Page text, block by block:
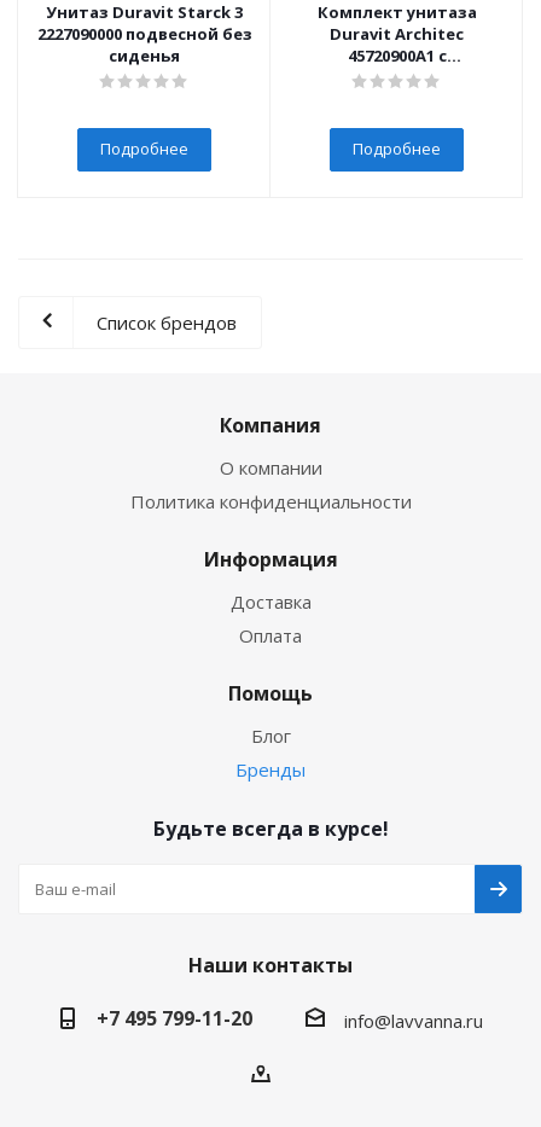
Унитаз Duravit Starck 3
2227090000 подвесной без
сиденья
Подробнее
Комплект унитаза
Duravit Architec
45720900A1 с
инсталляцией Grohe
клавишей смыва Хром
Подробнее
Список брендов
Компания
О компании
Политика конфиденциальности
Информация
Доставка
Оплата
Помощь
Блог
Бренды
Будьте всегда в курсе!
Наши контакты
+7 495 799-11-20
info@lavvanna.ru